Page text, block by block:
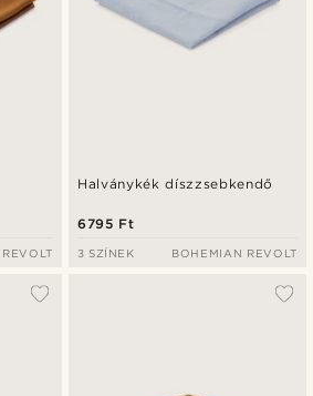
Halványkék díszzsebkendő
6795 Ft
3 SZÍNEK BOHEMIAN REVOLT